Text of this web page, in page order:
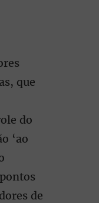
que
do
‘ao
de